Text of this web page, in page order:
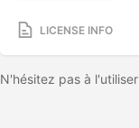
LICENSE INFO
N'hésitez pas à l'utiliser